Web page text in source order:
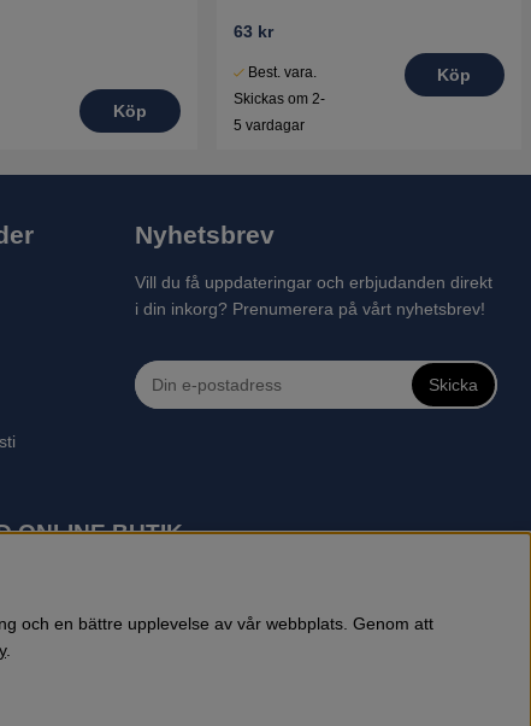
Köp
63 kr
Best. vara.
Skickas om 2-
5 vardagar
Köp
Nyhetsbrev
Vill du få uppdateringar och erbjudanden direkt
i din inkorg? Prenumerera på vårt nyhetsbrev!
Skicka
ONLINE BUTIK
motorsågar, röjsågar, trimmers, riders,
och en bättre upplevelse av vår webbplats. Genom att
.